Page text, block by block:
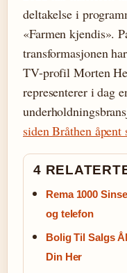
deltakelse i
«Farmen kjendis».
transformasjonen
TV-profil Morten
representerer i dag
siden Bråthen
4
Rema 1000
og telefon
Bolig Til Salgs
Din Her